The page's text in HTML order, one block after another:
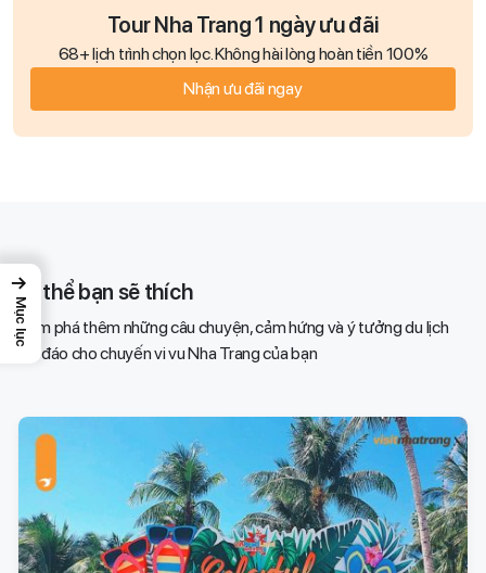
Tour Nha Trang 1 ngày ưu đãi
68+ lịch trình chọn lọc. Không hài lòng hoàn tiền 100%
Nhận ưu đãi ngay
Có thể bạn sẽ thích
Khám phá thêm những câu chuyện, cảm hứng và ý tưởng du lịch
độc đáo cho chuyến vi vu Nha Trang của bạn​
→
Mục lục